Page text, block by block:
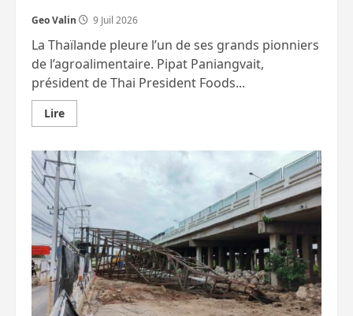
Geo Valin 9 Juil 2026
La Thaïlande pleure l’un de ses grands pionniers
de l’agroalimentaire. Pipat Paniangvait,
président de Thai President Foods...
LireEn
savoir
Pipat
Paniangvait,
le
père
de
Mama,
s’est
éteint
à
87
ans